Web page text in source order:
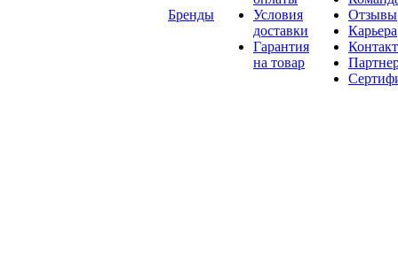
Бренды
Условия
доставки
Гарантия
на товар
Отзывы
Карьера